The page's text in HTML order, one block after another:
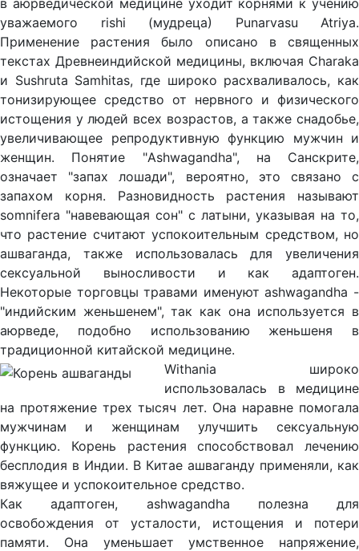
в аюрведической медицине уходит корнями к учению
уважаемого rishi (мудреца) Punarvasu Atriya.
Применение растения было описано в священных
текстах Древнеиндийской медицины, включая Charaka
и Sushruta Samhitas, где широко расхваливалось, как
тонизирующее средство от нервного и физического
истощения у людей всех возрастов, а также снадобье,
увеличивающее репродуктивную функцию мужчин и
женщин. Понятие "Ashwagandha", на Санскрите,
означает "запах лошади", вероятно, это связано с
запахом корня. Разновидность растения называют
somnifera "навевающая сон" с латыни, указывая на то,
что растение считают успокоительным средством, но
ашваганда, также использовалась для увеличения
сексуальной выносливости и как адаптоген.
Некоторые торговцы травами именуют ashwagandha -
"индийским женьшенем", так как она используется в
аюрведе, подобно использованию женьшеня в
традиционной китайской медицине.
Withania широко
использовалась в медицине
на протяжение трех тысяч лет. Она наравне помогала
мужчинам и женщинам улучшить сексуальную
функцию. Корень растения способствовал лечению
бесплодия в Индии. В Китае ашваганду применяли, как
вяжущее и успокоительное средство.
Как адаптоген, ashwagandha полезна для
освобождения от усталости, истощения и потери
памяти. Она уменьшает умственное напряжение,